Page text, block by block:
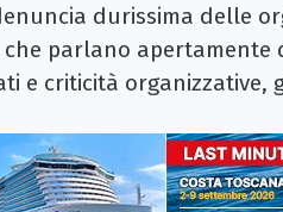
durissima delle
che parlano
e criticità organizzative,